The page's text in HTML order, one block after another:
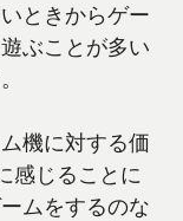
ときからゲー
ぶことが多い
機に対する価
感じることに
ムをするのな